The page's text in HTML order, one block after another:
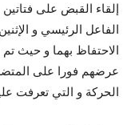
إلقاء القبض على
الفاعل الرئيسي و
الاحتفاظ بهما و حيث
عرضهم فورا على
الحركة و التي تعرفت